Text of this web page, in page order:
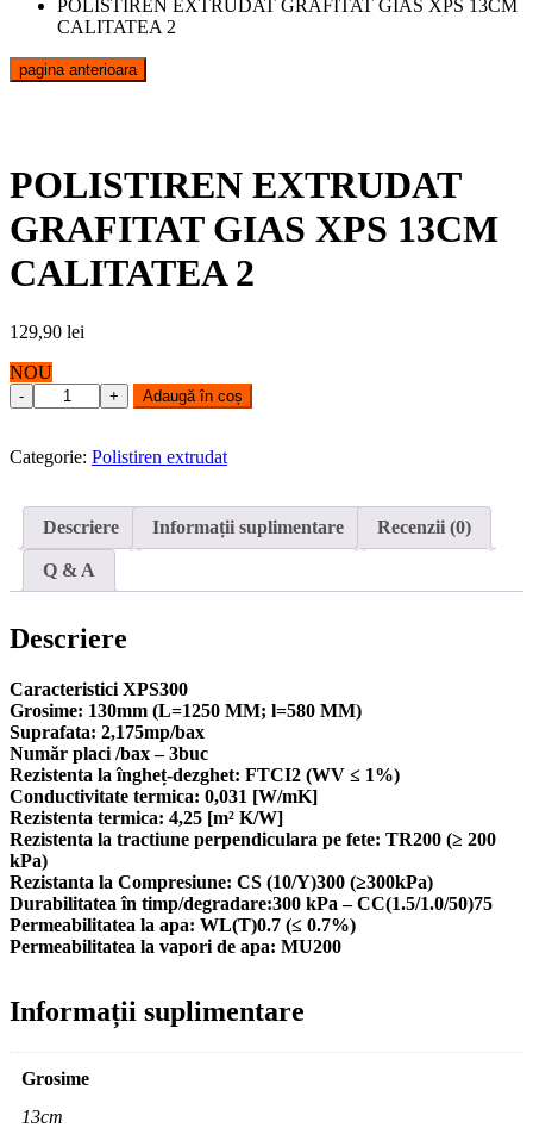
POLISTIREN EXTRUDAT GRAFITAT GIAS XPS 13CM
CALITATEA 2
pagina anterioara
POLISTIREN EXTRUDAT
GRAFITAT GIAS XPS 13CM
CALITATEA 2
129,90 lei
NOU
POLISTIREN
EXTRUDAT
GIAS
CALITATEA
quantity
Adaugă în coș
Categorie: Polistiren extrudat
Descriere Informații suplimentare Recenzii (0)
Q & A
Descriere
Caracteristici XPS300
Grosime: 130mm (L=1250 MM; l=580 MM)
Suprafata: 2,175mp/bax
Număr placi /bax – 3buc
Rezistenta la îngheț-dezghet: FTCI2 (WV ≤ 1%)
Conductivitate termica: 0,031 [W/mK]
Rezistenta termica: 4,25 [m² K/W]
Rezistenta la tractiune perpendiculara pe fete: TR200 (≥ 200
kPa)
Rezistanta la Compresiune: CS (10/Y)300 (≥300kPa)
Durabilitatea în timp/degradare:300 kPa – CC(1.5/1.0/50)75
Permeabilitatea la apa: WL(T)0.7 (≤ 0.7%)
Permeabilitatea la vapori de apa: MU200
Informații suplimentare
Grosime
13cm